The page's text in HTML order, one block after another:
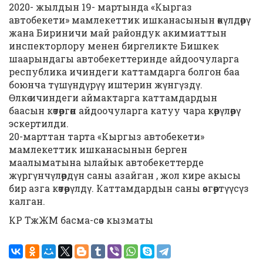
2020- жылдын 19- мартында «Кыргаз
автобекети» мамлекеттик ишканасынын өкүлдөрү
жана Бириничи май райондук акимиаттын
инспекторлору менен биргеликте Бишкек
шаарындагы автобекеттеринде айдоочуларга
республика ичиндеги каттамдарга болгон баа
боюнча түшүндүрүү иштерин жүнгүздү.
Өлкө ичиндеги аймактарга каттамдардын
баасын көтөргөн айдоочуларга катуу чара көрүлөрү
эскертилди.
20-марттан тарта «Кыргыз автобекети»
мамлекеттик ишканасынын берген
маалыматына ылайык автобекеттерде
жүргүнчүлөрдүн саны азайган , жол кире акысы
бир азга көтөрүлдү. Каттамдардын саны өзгөртүүсүз
калган.
КР ТжЖМ басма-сөз кызматы